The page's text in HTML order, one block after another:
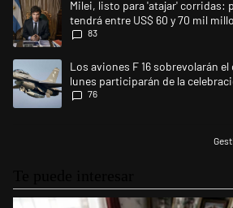
Un artículo de tendencia con el título "Milei,
Milei, listo para 'atajar' corridas:
tendrá entre US$ 60 y 70 mil
83
Un artículo de tendencia con el título "Los
Los aviones F 16 sobrevolarán
lunes participarán de la
76